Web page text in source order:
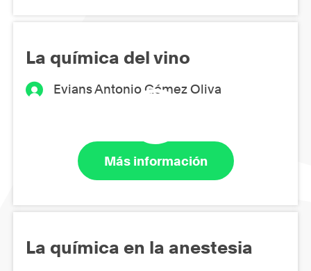
La química del vino
Evians Antonio Gómez Oliva
Más información
La química en la anestesia